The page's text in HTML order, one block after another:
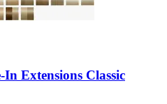
​In Extensions Classic